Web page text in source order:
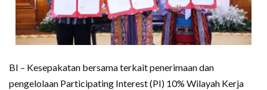
BI – Kesepakatan bersama terkait penerimaan dan
pengelolaan Participating Interest (PI) 10% Wilayah Kerja